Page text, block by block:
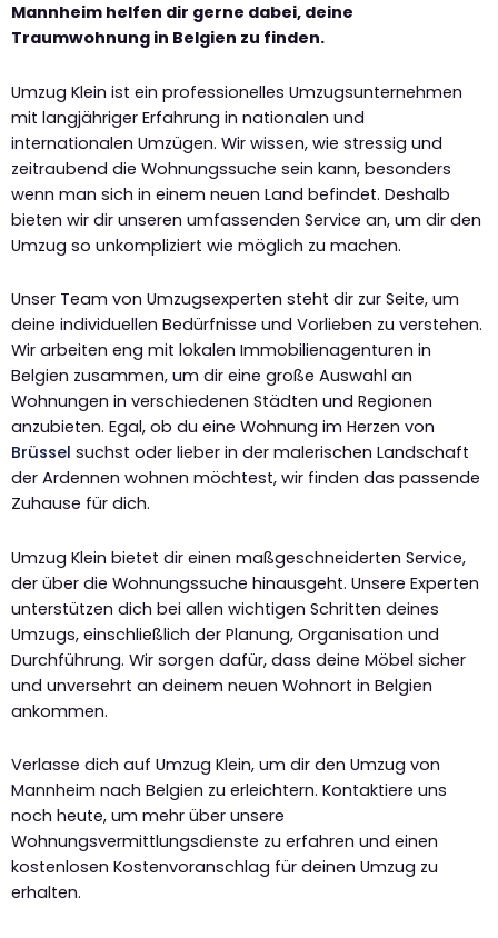
Mannheim helfen dir gerne dabei, deine
Traumwohnung in Belgien zu finden.
Umzug Klein ist ein professionelles Umzugsunternehmen
mit langjähriger Erfahrung in nationalen und
internationalen Umzügen. Wir wissen, wie stressig und
zeitraubend die Wohnungssuche sein kann, besonders
wenn man sich in einem neuen Land befindet. Deshalb
bieten wir dir unseren umfassenden Service an, um dir den
Umzug so unkompliziert wie möglich zu machen.
Unser Team von Umzugsexperten steht dir zur Seite, um
deine individuellen Bedürfnisse und Vorlieben zu verstehen.
Wir arbeiten eng mit lokalen Immobilienagenturen in
Belgien zusammen, um dir eine große Auswahl an
Wohnungen in verschiedenen Städten und Regionen
anzubieten. Egal, ob du eine Wohnung im Herzen von
Brüssel suchst oder lieber in der malerischen Landschaft
der Ardennen wohnen möchtest, wir finden das passende
Zuhause für dich.
Umzug Klein bietet dir einen maßgeschneiderten Service,
der über die Wohnungssuche hinausgeht. Unsere Experten
unterstützen dich bei allen wichtigen Schritten deines
Umzugs, einschließlich der Planung, Organisation und
Durchführung. Wir sorgen dafür, dass deine Möbel sicher
und unversehrt an deinem neuen Wohnort in Belgien
ankommen.
Verlasse dich auf Umzug Klein, um dir den Umzug von
Mannheim nach Belgien zu erleichtern. Kontaktiere uns
noch heute, um mehr über unsere
Wohnungsvermittlungsdienste zu erfahren und einen
kostenlosen Kostenvoranschlag für deinen Umzug zu
erhalten.